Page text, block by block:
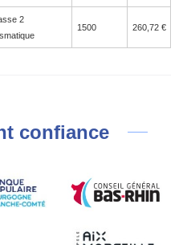
2
1500 260,72 €
confiance